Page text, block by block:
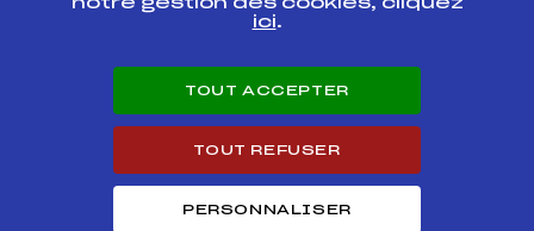
Pôle vie de l’athlète
Enseignement professionnel
Carrières
notre gestion des cookies, cliquez
ici.
TOUT ACCEPTER
TOUT REFUSER
PERSONNALISER